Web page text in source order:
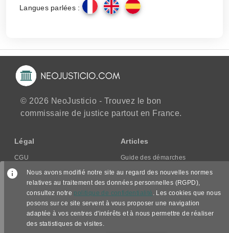
Langues parlées :
© 2026 NeoJusticio - Trouvez le bon
commissaire de justice partout en France.
Légal
CGU
CGV/CPPS
Mentions légales
Politique de confidentialité
Articles
Guide des démarches
Nous suivre
Nous avons modifié notre site au regard des nouvelles normes
relatives au traitement des données personnelles (RGPD),
consultez notre politique de confidentialité . Les cookies que nous
posons sur ce site servent à vous proposer une navigation
adaptée à vos centres d'intérêts et à nous permettre de réaliser
des statistiques de visites.